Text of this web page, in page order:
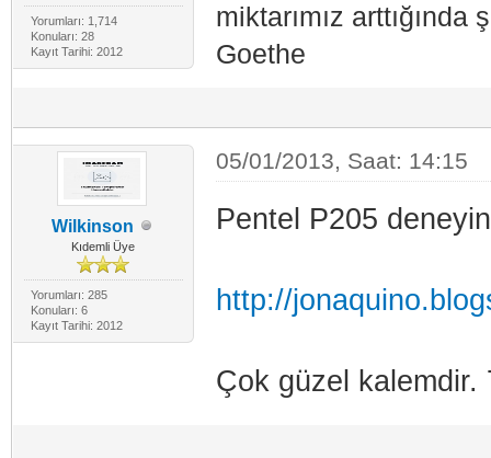
Yorumları: 1,714
Konuları: 28
Kayıt Tarihi: 2012
miktarımız arttığında
Goethe
Wilkinson
Kıdemli Üye
Yorumları: 285
Konuları: 6
Kayıt Tarihi: 2012
05/01/2013, Saat: 14:15
Pentel P205
http://
Çok güzel kalemdir.